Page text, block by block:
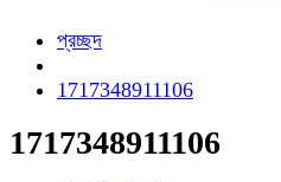
প্রচ্ছদ
1717348911106
1717348911106